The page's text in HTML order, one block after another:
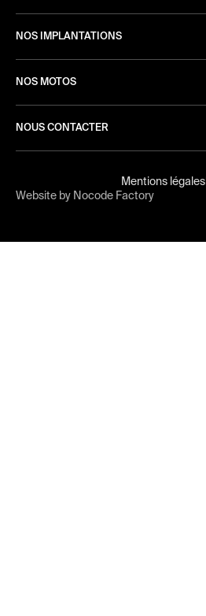
NOS IMPLANTATIONS
NOS MOTOS
NOUS CONTACTER
Mentions légales
Website by Nocode Factory